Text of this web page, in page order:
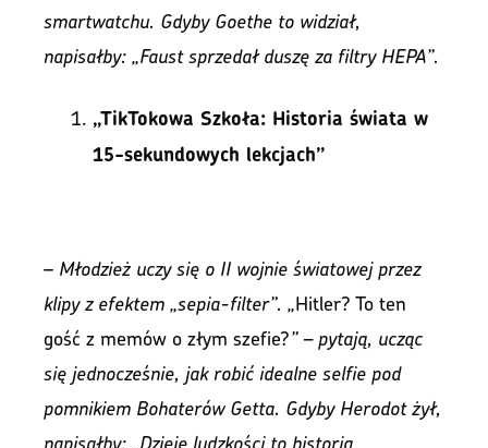
smartwatchu. Gdyby Goethe to widział,
napisałby: „Faust sprzedał duszę za filtry HEPA”.
„TikTokowa Szkoła: Historia świata w
15-sekundowych lekcjach”
– Młodzież uczy się o II wojnie światowej przez
klipy z efektem „sepia-filter”. „Hitler? To ten
gość z memów o złym szefie?” – pytają, ucząc
się jednocześnie, jak robić idealne selfie pod
pomnikiem Bohaterów Getta. Gdyby Herodot żył,
napisałby: „Dzieje ludzkości to historia